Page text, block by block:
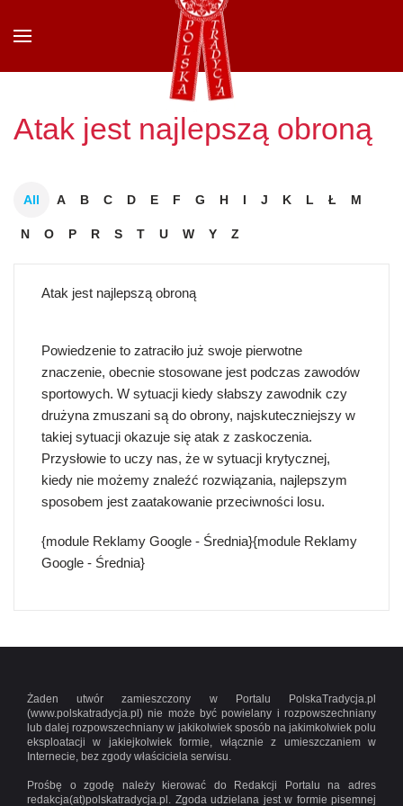
Przejdź do głównej treści
Atak jest najlepszą obroną
All A B C D E F G H I J K L Ł M
N O P R S T U W Y Z
Atak jest najlepszą obroną
Powiedzenie to zatraciło już swoje pierwotne
znaczenie, obecnie stosowane jest podczas zawodów
sportowych. W sytuacji kiedy słabszy zawodnik czy
drużyna zmuszani są do obrony, najskuteczniejszy w
takiej sytuacji okazuje się atak z zaskoczenia.
Przysłowie to uczy nas, że w sytuacji krytycznej,
kiedy nie możemy znaleźć rozwiązania, najlepszym
sposobem jest zaatakowanie przeciwności losu.
{module Reklamy Google - Średnia}{module Reklamy
Google - Średnia}
Żaden utwór zamieszczony w Portalu PolskaTradycja.pl
(www.polskatradycja.pl) nie może być powielany i rozpowszechniany
lub dalej rozpowszechniany w jakikolwiek sposób na jakimkolwiek polu
eksploatacji w jakiejkolwiek formie, włącznie z umieszczaniem w
Internecie, bez zgody właściciela serwisu.
Prośbę o zgodę należy kierować do Redakcji Portalu na adres
redakcja(at)polskatradycja.pl. Zgoda udzielana jest w formie pisemnej